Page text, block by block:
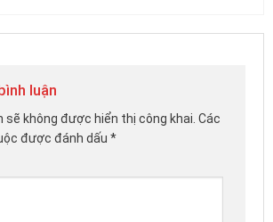
luận
sẽ không được hiển thị công khai. Các
được đánh dấu *